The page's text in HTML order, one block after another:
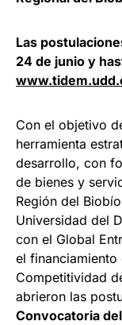
Las
24 de junio y
Con el objetivo
herramienta
desarrollo, con
de bienes y
Región del
Universidad del
con el Global
el financiamiento
Competitividad
abrieron las
Convocatoria